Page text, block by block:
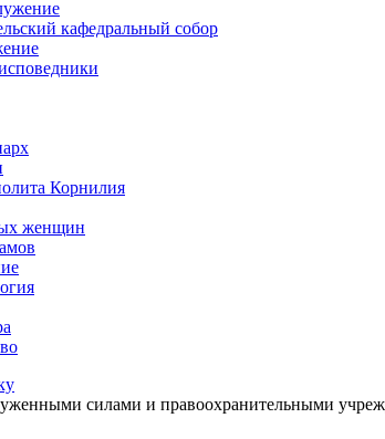
кафедральный собор
Корнилия
женщин
силами и правоохранительными